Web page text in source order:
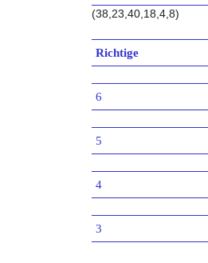
(38,23,40,18,4,8)
Richtige
6
5
4
3